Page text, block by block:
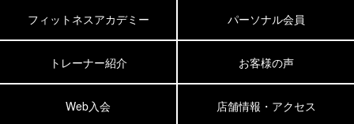
フィットネスアカデミー パーソナル会員
トレーナー紹介 お客様の声
Web入会 店舗情報・アクセス